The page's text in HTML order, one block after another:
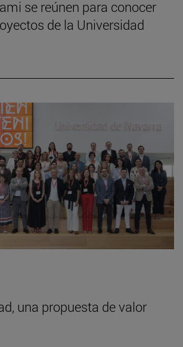
se reúnen para conocer
de la Universidad
una propuesta de valor